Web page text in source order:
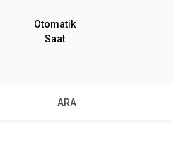
Otomatik
Saat
ARA